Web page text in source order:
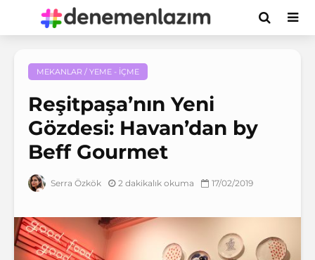
MEKANLAR / YEME - İÇME
Reşitpaşa’nın Yeni
Gözdesi: Havan’dan by
Beff Gourmet
Serra Özkök 2 dakikalık okuma 17/02/2019